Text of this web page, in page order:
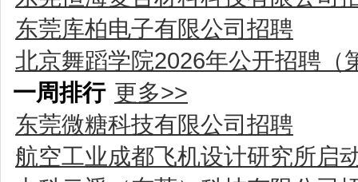
东莞库柏电子有限公司招聘
北京舞蹈学院2026年公开招聘（
一周排行 更多>>
东莞微糖科技有限公司招聘
航空工业成都飞机设计研究所启